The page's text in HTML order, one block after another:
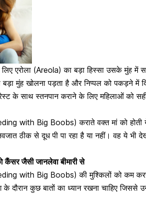
एरोला (Areola) का बड़ा हिस्सा उसके मुंह में
मुंह खोलना पड़ता है और निप्पल को पकड़ने में
के साथ स्तनपान कराने के लिए महिलाओं को
with Big Boobs) कराते वक्त मां को होती ये
ठीक से दूध पी पा रहा है या नहीं। वह ये भी
जैसी जानलेवा बीमारी से
with Big Boobs) की मुश्किलों को कम
के दौरान कुछ बातों का ध्यान रखना चाहिए